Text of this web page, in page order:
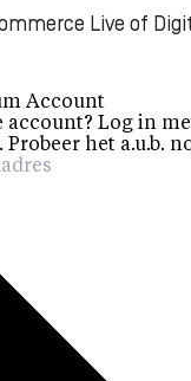
Live of
Account
account? Log in
het a.u.b.